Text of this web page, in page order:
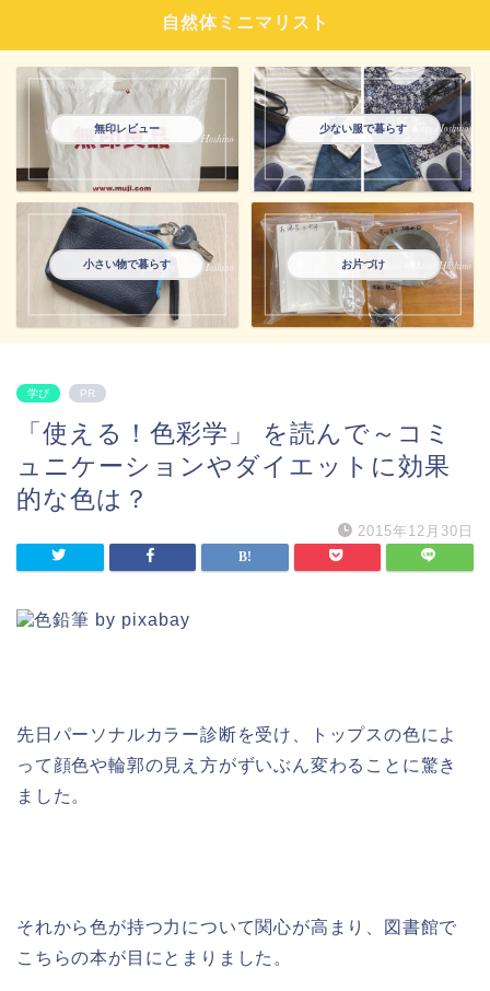
自然体ミニマリスト
無印レビュー 少ない服で暮らす
小さい物で暮らす お片づけ
学び PR
「使える！色彩学」 を読んで～コミ
ュニケーションやダイエットに効果
的な色は？
2015年12月30日
先日パーソナルカラー診断を受け、トップスの色によ
って顔色や輪郭の見え方がずいぶん変わることに驚き
ました。
それから色が持つ力について関心が高まり、図書館で
こちらの本が目にとまりました。